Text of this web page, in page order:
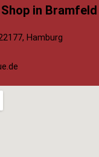
s
t
a
g
Shop in Bramfeld
Hamburg